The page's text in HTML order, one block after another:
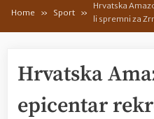
Home Sport
Hrvatska
li spremni za
Hrvatska
epicentar